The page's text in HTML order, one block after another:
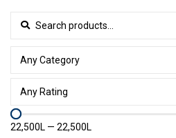
Search for:
Any Category
Any Rating
22,500L — 22,500L